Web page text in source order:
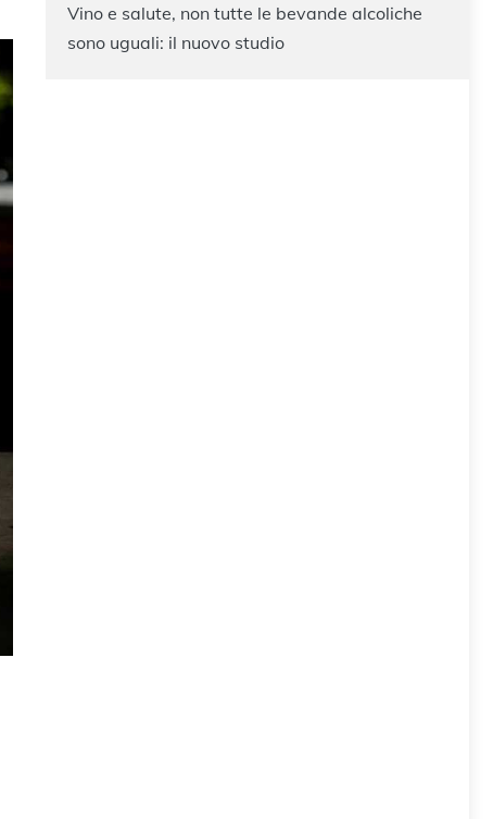
Vino e salute, non tutte le bevande alcoliche
sono uguali: il nuovo studio